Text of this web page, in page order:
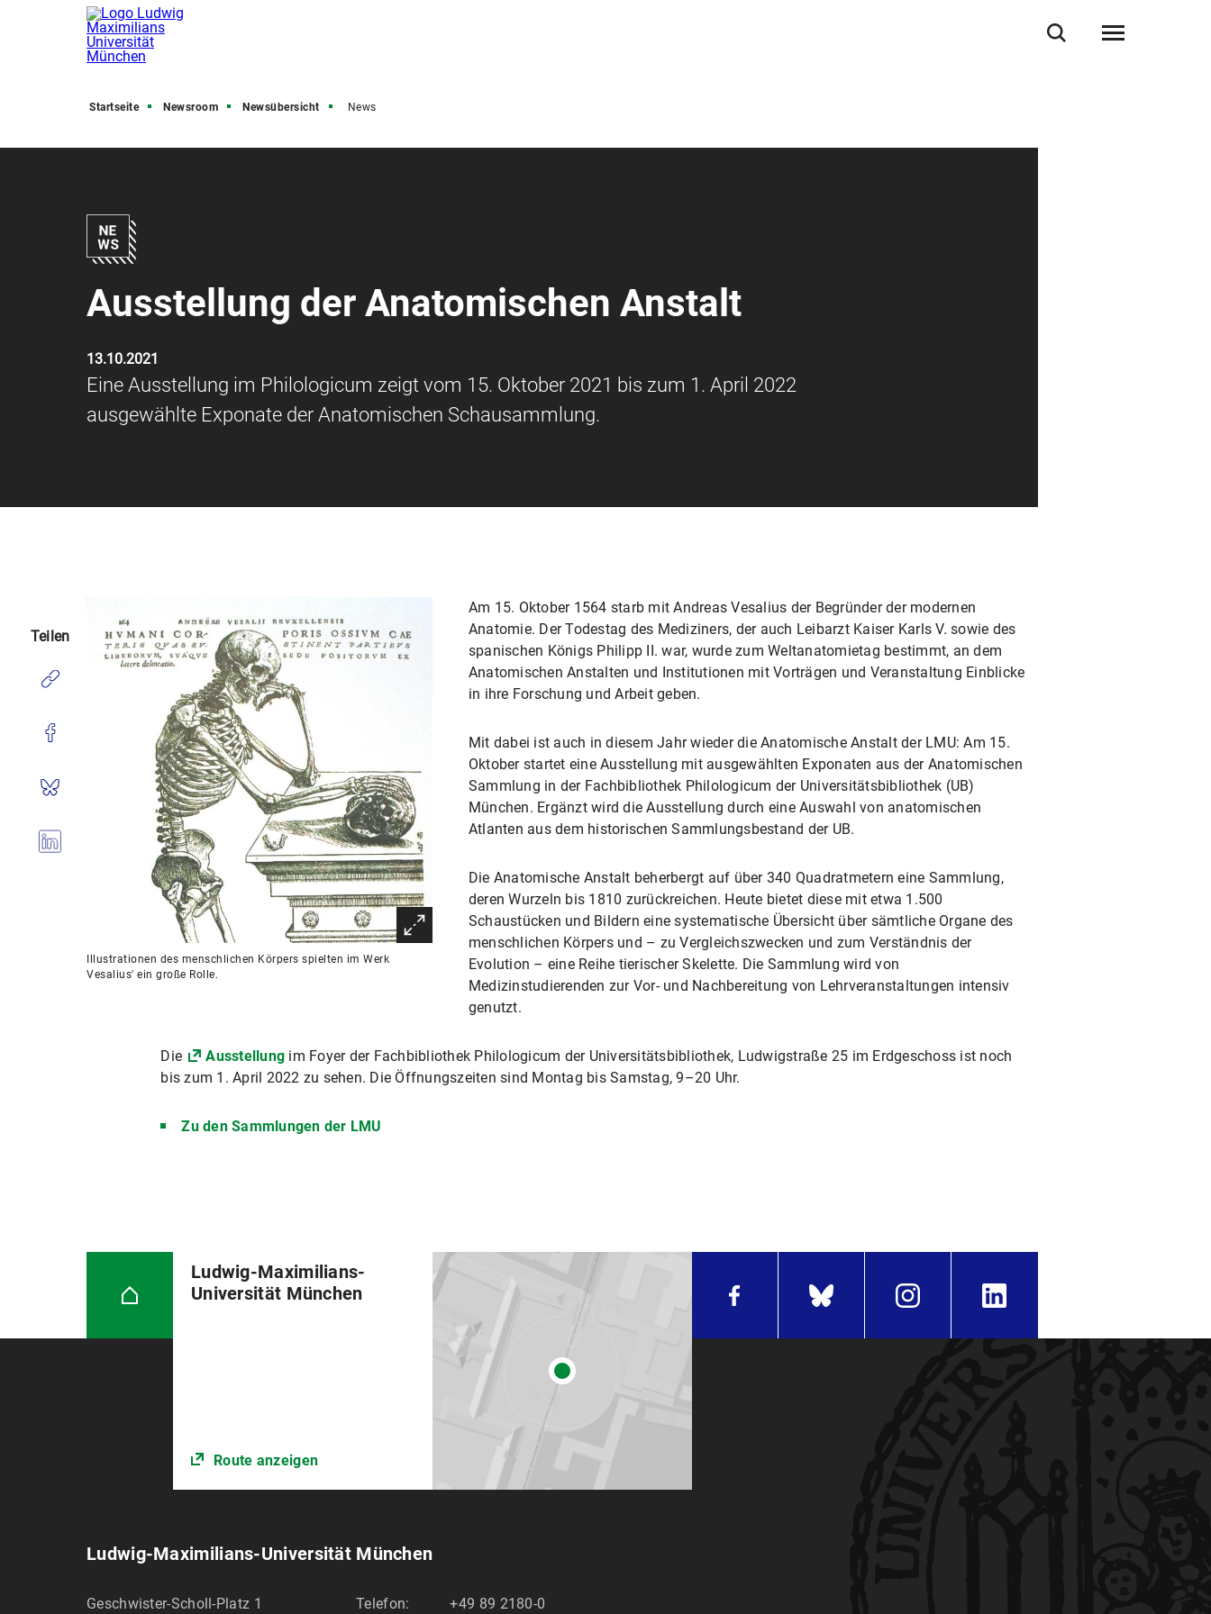
Startseite Newsroom Newsübersicht News
Ausstellung der Anatomischen Anstalt
13.10.2021
Eine Ausstellung im Philologicum zeigt vom 15. Oktober 2021 bis zum 1. April 2022
ausgewählte Exponate der Anatomischen Schausammlung.
Illustrationen des menschlichen Körpers spielten im Werk
Vesalius' ein große Rolle.
Am 15. Oktober 1564 starb mit Andreas Vesalius der Begründer der modernen
Anatomie. Der Todestag des Mediziners, der auch Leibarzt Kaiser Karls V. sowie des
spanischen Königs Philipp II. war, wurde zum Weltanatomietag bestimmt, an dem
Anatomischen Anstalten und Institutionen mit Vorträgen und Veranstaltung Einblicke
in ihre Forschung und Arbeit geben.
Mit dabei ist auch in diesem Jahr wieder die Anatomische Anstalt der LMU: Am 15.
Oktober startet eine Ausstellung mit ausgewählten Exponaten aus der Anatomischen
Sammlung in der Fachbibliothek Philologicum der Universitätsbibliothek (UB)
München. Ergänzt wird die Ausstellung durch eine Auswahl von anatomischen
Atlanten aus dem historischen Sammlungsbestand der UB.
Die Anatomische Anstalt beherbergt auf über 340 Quadratmetern eine Sammlung,
deren Wurzeln bis 1810 zurückreichen. Heute bietet diese mit etwa 1.500
Schaustücken und Bildern eine systematische Übersicht über sämtliche Organe des
menschlichen Körpers und – zu Vergleichszwecken und zum Verständnis der
Evolution – eine Reihe tierischer Skelette. Die Sammlung wird von
Medizinstudierenden zur Vor- und Nachbereitung von Lehrveranstaltungen intensiv
genutzt.
Die Ausstellung im Foyer der Fachbibliothek Philologicum der Universitätsbibliothek, Ludwigstraße 25 im Erdgeschoss ist noch
bis zum 1. April 2022 zu sehen. Die Öffnungszeiten sind Montag bis Samstag, 9–20 Uhr.
Zu den Sammlungen der LMU
Teilen
Ludwig-Maximilians-
Universität München
Route anzeigen
Ludwig-Maximilians-Universität München
Geschwister-Scholl-Platz 1 Telefon: +49 89 2180-0